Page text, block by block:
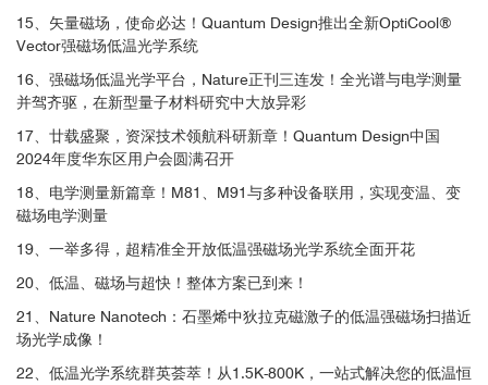
安装有电学样品座和导热链接的三维位移器
窗口与物镜
15、矢量磁场，使命必达！Quantum Design推出全新OptiCool®
Vector强磁场低温光学系统
16、强磁场低温光学平台，Nature正刊三连发！全光谱与电学测量
并驾齐驱，在新型量子材料研究中大放异彩
17、廿载盛聚，资深技术领航科研新章！Quantum Design中国
2024年度华东区用户会圆满召开
18、电学测量新篇章！M81、M91与多种设备联用，实现变温、变
磁场电学测量
19、一举多得，超精准全开放低温强磁场光学系统全面开花
20、低温、磁场与超快！整体方案已到来！
21、Nature Nanotech：石墨烯中狄拉克磁激子的低温强磁场扫描近
场光学成像！
22、低温光学系统群英荟萃！从1.5K-800K，一站式解决您的低温恒